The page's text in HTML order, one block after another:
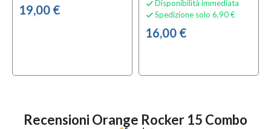
19,00 €  Disponibilità immediata
 Spedizione solo 6,90 €
16,00 €
Recensioni Orange Rocker 15 Combo